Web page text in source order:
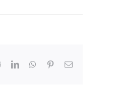
RedditLinkedInWhatsApp
PinterestEmail